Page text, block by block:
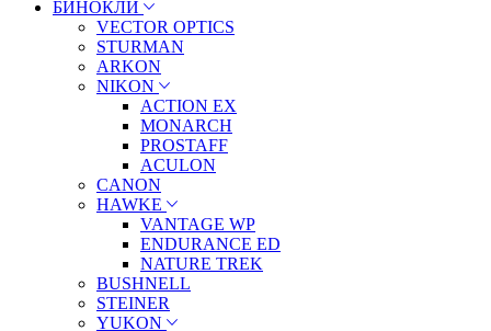
БИНОКЛИ
VECTOR OPTICS
STURMAN
ARKON
NIKON
ACTION EX
MONARCH
PROSTAFF
ACULON
CANON
HAWKE
VANTAGE WP
ENDURANCE ED
NATURE TREK
BUSHNELL
STEINER
YUKON